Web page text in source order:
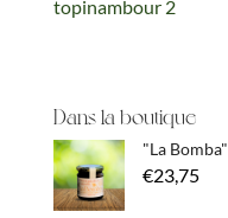
topinambour 2
Dans la boutique
"La Bomba"
€23,75